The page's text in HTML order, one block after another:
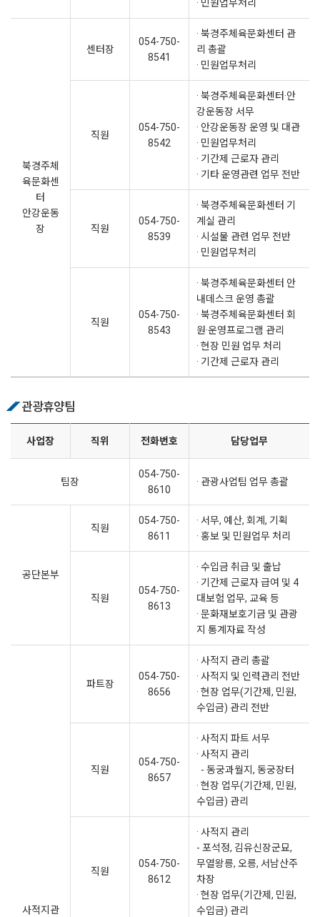
· 민원업무처리
북경주체
육문화센
터
안강운동
장
센터장
054-750-
8541
· 북경주체육문화센터 관
리 총괄
· 민원업무처리
직원
054-750-
8542
· 북경주체육문화센터·안
강운동장 서무
· 안강운동장 운영 및 대관
· 민원업무처리
· 기간제 근로자 관리
· 기타 운영관련 업무 전반
직원
054-750-
8539
· 북경주체육문화센터 기
계실 관리
· 시설물 관련 업무 전반
· 민원업무처리
직원
054-750-
8543
· 북경주체육문화센터 안
내데스크 운영 총괄
· 북경주체육문화센터 회
원·운영프로그램 관리
· 현장 민원 업무 처리
· 기간제 근로자 관리
관광휴양팀
사업장 직위 전화번호 담당업무
팀장
054-750-
8610
· 관광사업팀 업무 총괄
공단본부
직원
054-750-
8611
· 서무, 예산, 회계, 기획
· 홍보 및 민원업무 처리
직원
054-750-
8613
· 수입금 취급 및 출납
· 기간제 근로자 급여 및 4
대보험 업무, 교육 등
· 문화재보호기금 및 관광
지 통계자료 작성
사적지관
파트장
054-750-
8656
· 사적지 관리 총괄
· 사적지 및 인력관리 전반
· 현장 업무(기간제, 민원,
수입금) 관리 전반
직원
054-750-
8657
· 사적지 파트 서무
· 사적지 관리
- 동궁과월지, 동궁장터
· 현장 업무(기간제, 민원,
수입금) 관리
직원
054-750-
8612
· 사적지 관리
- 포석정, 김유신장군묘,
무열왕릉, 오릉, 서남산주
차장
· 현장 업무(기간제, 민원,
수입금) 관리